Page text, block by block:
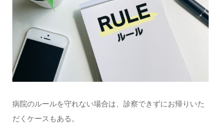
病院のルールを守れない場合は、診察できずにお帰りいた
だくケースもある。